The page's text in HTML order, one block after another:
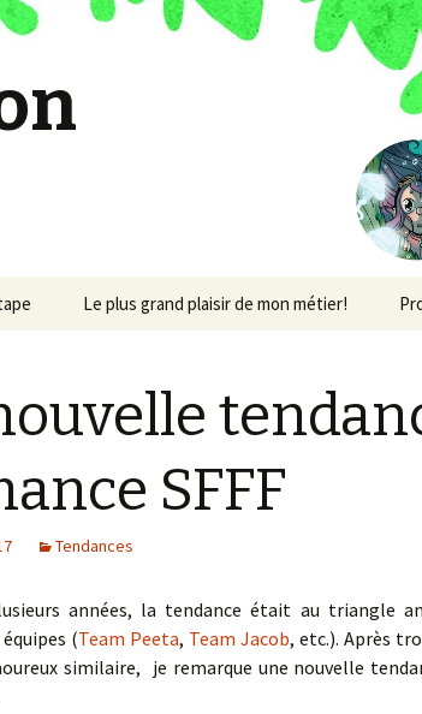
Le plus grand plaisir de mon métier!
SFFF
Tendances
années, la tendance était au triangle
(Team Peeta, Team Jacob, etc.). Après
similaire, je remarque une nouvelle